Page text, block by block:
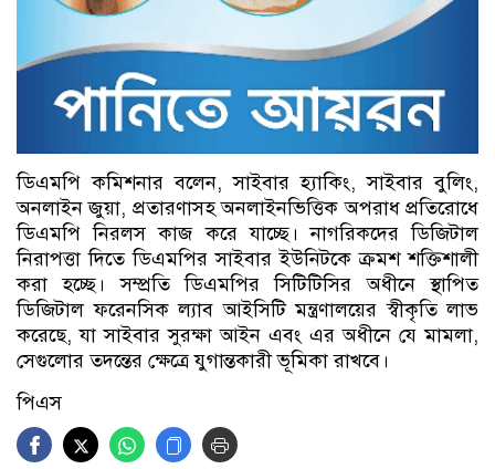
ডিএমপি কমিশনার বলেন, সাইবার হ্যাকিং, সাইবার বুলিং,
অনলাইন জুয়া, প্রতারণাসহ অনলাইনভিত্তিক অপরাধ প্রতিরোধে
ডিএমপি নিরলস কাজ করে যাচ্ছে। নাগরিকদের ডিজিটাল
নিরাপত্তা দিতে ডিএমপির সাইবার ইউনিটকে ক্রমশ শক্তিশালী
করা হচ্ছে। সম্প্রতি ডিএমপির সিটিটিসির অধীনে স্থাপিত
ডিজিটাল ফরেনসিক ল্যাব আইসিটি মন্ত্রণালয়ের স্বীকৃতি লাভ
করেছে, যা সাইবার সুরক্ষা আইন এবং এর অধীনে যে মামলা,
সেগুলোর তদন্তের ক্ষেত্রে যুগান্তকারী ভূমিকা রাখবে।
পিএস